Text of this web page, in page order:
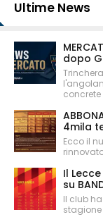
Ultime News
dopo
concrete
4mila
Ecco il
Il Lecce
su
Il club
stagione